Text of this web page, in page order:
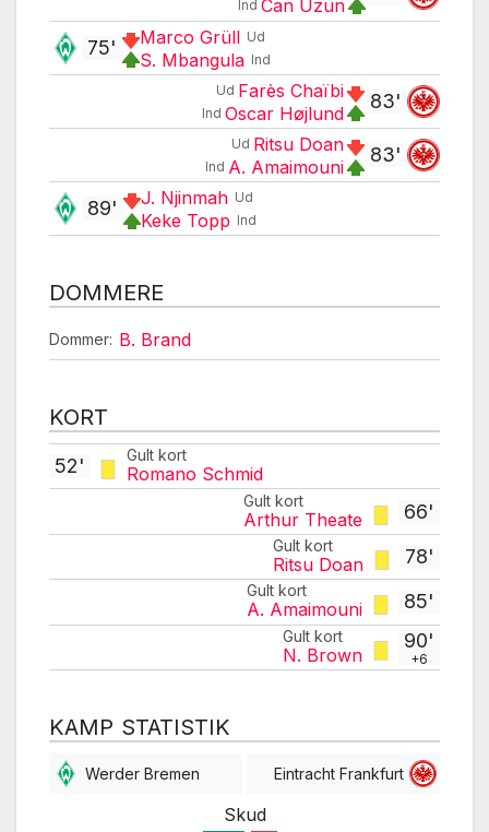
Ind Can Uzun
Ud
Marco Grüll
Ind
S. Mbangula
75'
83'
Ud Farès Chaïbi
Ind Oscar Højlund
83'
Ud Ritsu Doan
Ind A. Amaimouni
Ud
J. Njinmah
Ind
Keke Topp
89'
DOMMERE
Dommer: B. Brand
KORT
Gult kort
Romano Schmid
52'
66'
Gult kort
Arthur Theate
78'
Gult kort
Ritsu Doan
85'
Gult kort
A. Amaimouni
90'
+6
Gult kort
N. Brown
KAMP STATISTIK
Werder Bremen Eintracht Frankfurt
Skud